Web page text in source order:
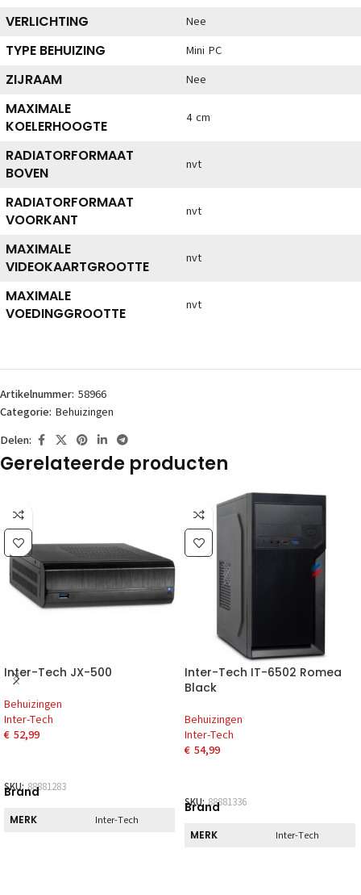
VERLICHTING Nee
TYPE BEHUIZING Mini PC
ZIJRAAM Nee
MAXIMALE
KOELERHOOGTE
4 cm
RADIATORFORMAAT
BOVEN
nvt
RADIATORFORMAAT
VOORKANT
nvt
MAXIMALE
VIDEOKAARTGROOTTE
nvt
MAXIMALE
VOEDINGGROOTTE
nvt
Artikelnummer: 58966
Categorie: Behuizingen
Delen:
Gerelateerde producten
Inter-Tech JX-500
Behuizingen
Inter-Tech
€ 52,99
SKU:88881283
Brand
MERK Inter-Tech
Inter-Tech IT-6502 Romea
Black
Behuizingen
Inter-Tech
€ 54,99
SKU:88881336
Brand
MERK Inter-Tech